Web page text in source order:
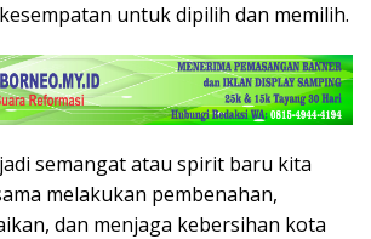
untuk dipilih dan memilih.
semangat atau spirit baru kita
melakukan pembenahan,
dan menjaga kebersihan kota